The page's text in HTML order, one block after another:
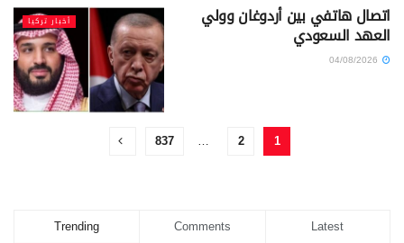
أخبار تركيا اتصال هاتفي بين أردوغان وولي
العهد السعودي
1
2
…
837
Trending Comments Latest